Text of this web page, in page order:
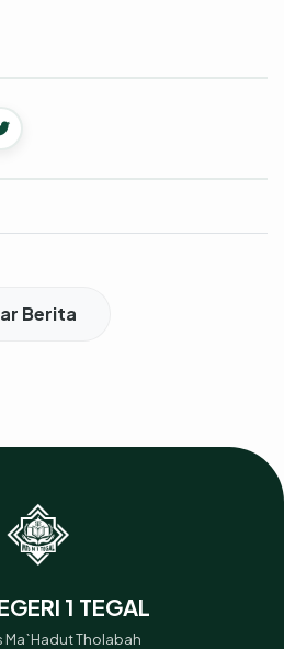
Berita
1 TEGAL
Ma`Hadut Tholabah